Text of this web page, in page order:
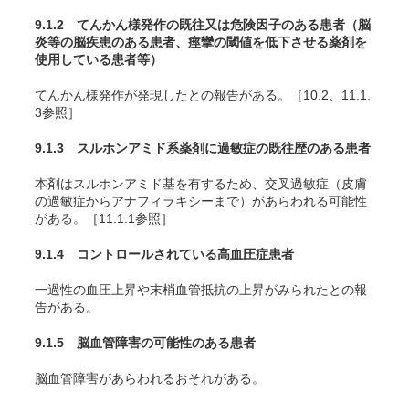
9.1.2 てんかん様発作の既往又は危険因子のある患者（脳
炎等の脳疾患のある患者、痙攣の閾値を低下させる薬剤を
使用している患者等）
てんかん様発作が発現したとの報告がある。［10.2、11.1.
3参照］
9.1.3 スルホンアミド系薬剤に過敏症の既往歴のある患者
本剤はスルホンアミド基を有するため、交叉過敏症（皮膚
の過敏症からアナフィラキシーまで）があらわれる可能性
がある。［11.1.1参照］
9.1.4 コントロールされている高血圧症患者
一過性の血圧上昇や末梢血管抵抗の上昇がみられたとの報
告がある。
9.1.5 脳血管障害の可能性のある患者
脳血管障害があらわれるおそれがある。